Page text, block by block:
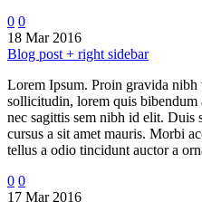
0 0
18 Mar 2016
Blog post + right sidebar
Lorem Ipsum. Proin gravida
sollicitudin, lorem quis bibendum
nec sagittis sem nibh id elit. Duis
cursus a sit amet mauris. Morbi
tellus a odio tincidunt auctor a
0 0
17 Mar 2016